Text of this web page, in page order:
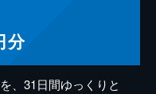
分
、31日間ゆっくりと